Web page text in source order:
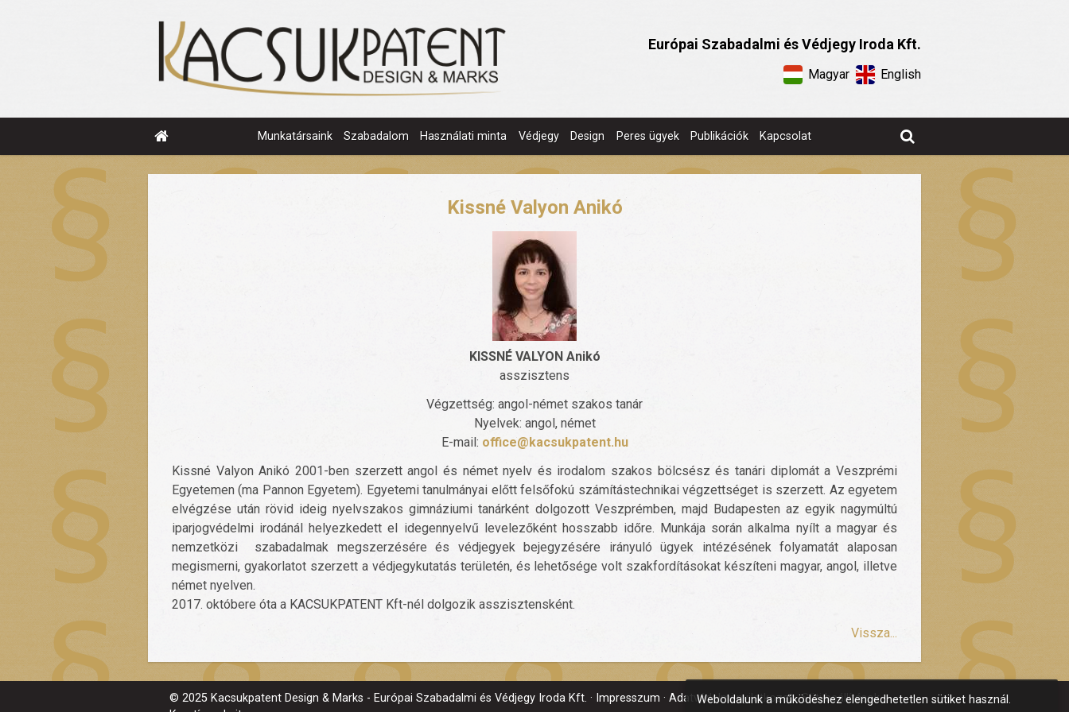
Európai Szabadalmi és Védjegy Iroda Kft.
Magyar English
Munkatársaink Szabadalom Használati minta Védjegy Design Peres ügyek Publikációk Kapcsolat
Kissné Valyon Anikó
KISSNÉ VALYON Anikó
asszisztens
Végzettség: angol-német szakos tanár
Nyelvek: angol, német
E-mail: office@kacsukpatent.hu
Kissné Valyon Anikó 2001-ben szerzett angol és német nyelv és irodalom szakos bölcsész és tanári diplomát a Veszprémi
Egyetemen (ma Pannon Egyetem). Egyetemi tanulmányai előtt felsőfokú számítástechnikai végzettséget is szerzett. Az egyetem
elvégzése után rövid ideig nyelvszakos gimnáziumi tanárként dolgozott Veszprémben, majd Budapesten az egyik nagymúltú
iparjogvédelmi irodánál helyezkedett el idegennyelvű levelezőként hosszabb időre. Munkája során alkalma nyílt a magyar és
nemzetközi szabadalmak megszerzésére és védjegyek bejegyzésére irányuló ügyek intézésének folyamatát alaposan
megismerni, gyakorlatot szerzett a védjegykutatás területén, és lehetősége volt szakfordításokat készíteni magyar, angol, illetve
német nyelven.
2017. októbere óta a KACSUKPATENT Kft-nél dolgozik asszisztensként.
Vissza...
© 2025 Kacsukpatent Design & Marks - Európai Szabadalmi és Védjegy Iroda Kft. Impresszum Adatvédelmi nyilatkozat
Süti beállítások
Weboldalunk a működéshez elengedhetetlen sütiket használ.